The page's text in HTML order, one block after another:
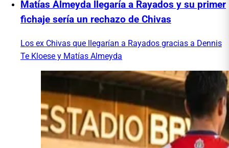
Matías Almeyda llegaría a Rayados y su primer
fichaje sería un rechazo de Chivas
Los ex Chivas que llegarían a Rayados gracias a Dennis
Te Kloese y Matías Almeyda